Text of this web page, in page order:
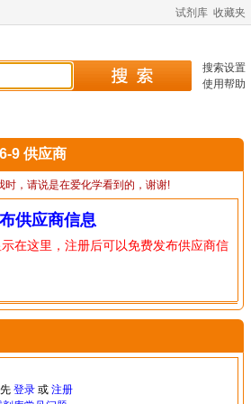
试剂库 收藏夹
搜索设置
使用帮助
9 供应商
时，请说是在爱化学看到的，谢谢!
供应商信息
在这里，注册后可以免费发布供应商信
登录或 注册